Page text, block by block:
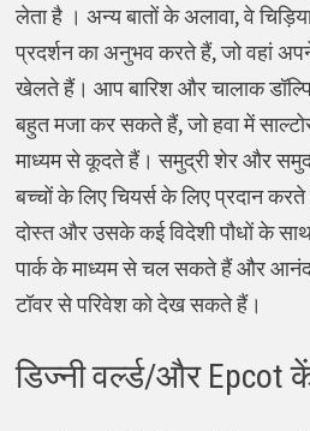
लेता है । अन्य बातों के अलावा, वे
प्रदर्शन का अनुभव करते हैं, जो वहां
खेलते हैं। आप बारिश और चालाक
बहुत मजा कर सकते हैं, जो हवा में
माध्यम से कूदते हैं। समुद्री शेर और
बच्चों के लिए चियर्स के लिए प्रदान
दोस्त और उसके कई विदेशी पौधों के
पार्क के माध्यम से चल सकते हैं और
टॉवर से परिवेश को देख सकते हैं।
डिज्नी वर्ल्ड/और Epcot